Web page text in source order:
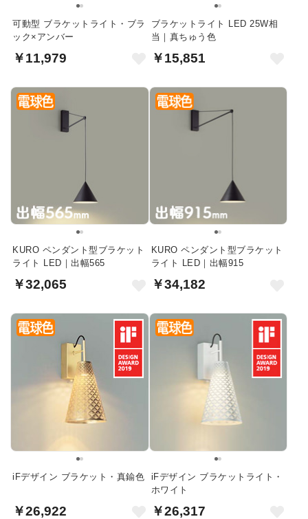
可動型 ブラケットライト・ブラ
ック×アンバー
￥11,979
ブラケットライト LED 25W相
当｜真ちゅう色
￥15,851
KURO ペンダント型ブラケット
ライト LED｜出幅565
￥32,065
KURO ペンダント型ブラケット
ライト LED｜出幅915
￥34,182
iFデザイン ブラケット・真鍮色
￥26,922
iFデザイン ブラケットライト・
ホワイト
￥26,317